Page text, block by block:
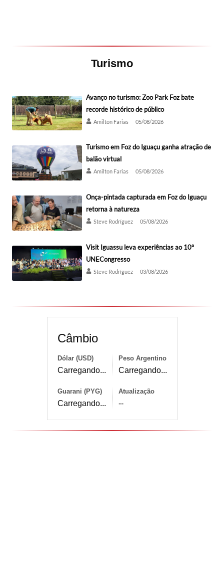
Turismo
Avanço no turismo: Zoo Park Foz bate
recorde histórico de público
Amilton Farias 05/08/2026
Turismo em Foz do Iguaçu ganha atração de
balão virtual
Amilton Farias 05/08/2026
Onça-pintada capturada em Foz do Iguaçu
retorna à natureza
Steve Rodríguez 05/08/2026
Visit Iguassu leva experiências ao 10º
UNECongresso
Steve Rodríguez 03/08/2026
Câmbio
Dólar (USD)
Carregando...
Peso Argentino
Carregando...
Guarani (PYG)
Carregando...
Atualização
--